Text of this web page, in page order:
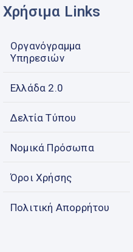
Χρήσιμα Links
Οργανόγραμμα
Υπηρεσιών
Ελλάδα 2.0
Δελτία Τύπου
Νομικά Πρόσωπα
Όροι Χρήσης
Πολιτική Απορρήτου